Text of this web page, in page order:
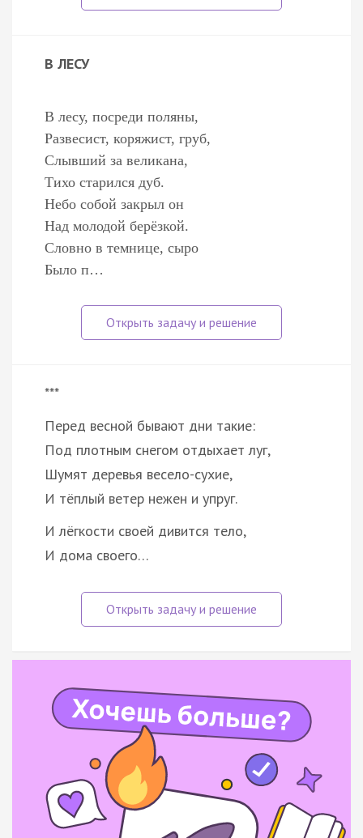
В ЛЕСУ
В лесу, посреди поляны,
Развесист, коряжист, груб,
Слывший за великана,
Тихо старился дуб.
Небо собой закрыл он
Над молодой берёзкой.
Словно в темнице, сыро
Было п…
***
Перед весной бывают дни такие:
Под плотным снегом отдыхает луг,
Шумят деревья весело-сухие,
И тёплый ветер нежен и упруг.
И лёгкости своей дивится тело,
И дома своего…